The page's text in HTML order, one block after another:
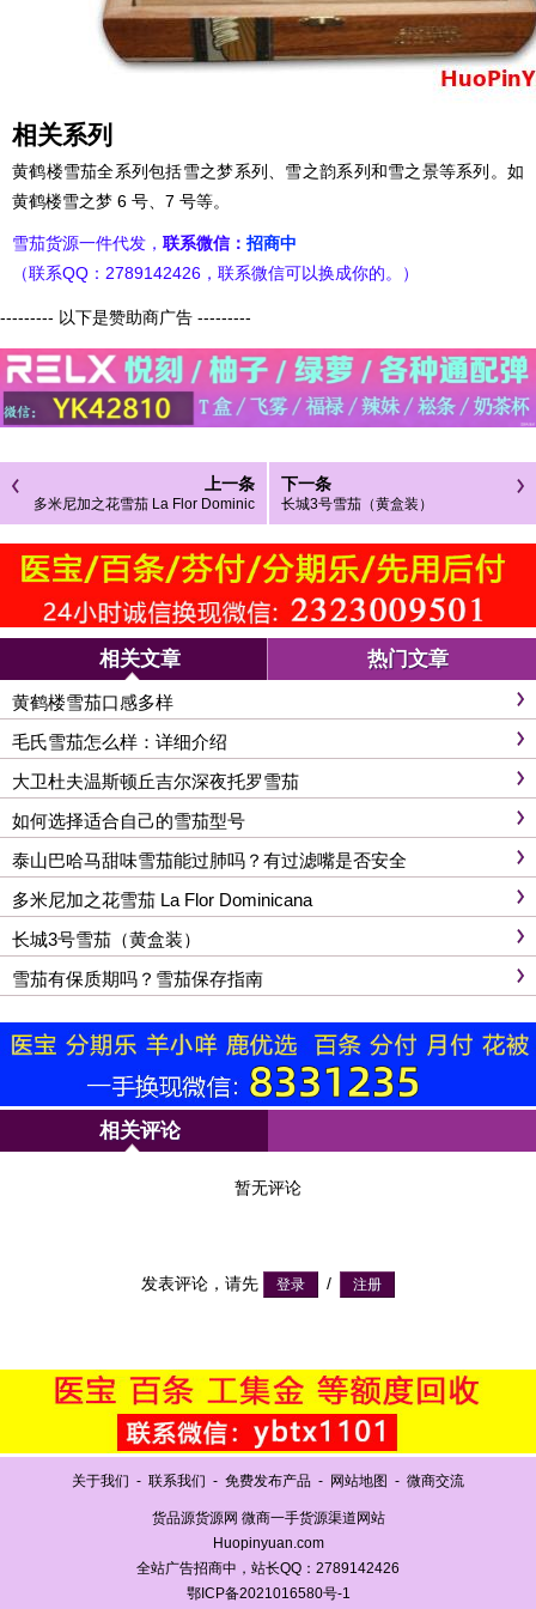
相关系列
黄鹤楼雪茄全系列包括雪之梦系列、雪之韵系列和雪之景等系列。如
黄鹤楼雪之梦 6 号、7 号等。
雪茄货源一件代发， 联系微信： 招商中
（联系QQ：2789142426，联系微信可以换成你的。）
--------- 以下是赞助商广告 ---------
上一条
多米尼加之花雪茄 La Flor Dominic
ana
下一条
长城3号雪茄（黄盒装）
相关文章 热门文章
黄鹤楼雪茄口感多样
毛氏雪茄怎么样：详细介绍
大卫杜夫温斯顿丘吉尔深夜托罗雪茄
如何选择适合自己的雪茄型号
泰山巴哈马甜味雪茄能过肺吗？有过滤嘴是否安全
多米尼加之花雪茄 La Flor Dominicana
长城3号雪茄（黄盒装）
雪茄有保质期吗？雪茄保存指南
相关评论
暂无评论
发表评论，请先 /
关于我们 - 联系我们 - 免费发布产品 - 网站地图 - 微商交流
货品源货源网 微商一手货源渠道网站
Huopinyuan.com
全站广告招商中，站长QQ：2789142426
鄂ICP备2021016580号-1